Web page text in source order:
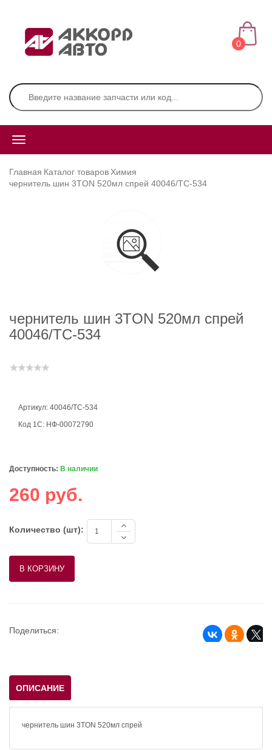
0
Главная Каталог товаров Химия
чернитель шин 3TON 520мл спрей 40046/ТС-534
чернитель шин 3TON 520мл спрей
40046/ТС-534
Артикул: 40046/ТС-534
Код 1С: НФ-00072790
Доступность: В наличии
260 руб.
Количество (шт):
Поделиться:
ОПИСАНИЕ
чернитель шин 3TON 520мл спрей